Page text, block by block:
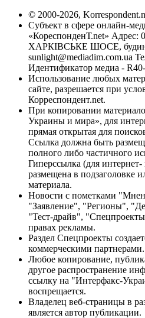
© 2000-2026,
Субъект в сфере онлайн-
«КореспонденТ.net» Адрес:
ХАРКІВСЬКЕ ШОСЕ,
sunlight@mediadim.com.ua
Идентификатор медиа -
Использование любых
сайте, разрешается при
Корреспондент.net.
При копировании
Украины и мира», для
прямая открытая для
Ссылка должна быть
полного либо частичного
Гиперссылка (для
размещена в подзаголовке
материала.
Новости с пометками
"Заявление", "Регионы",
"Тест-драйв",
правах рекламы.
Раздел Спецпроекты
коммерческими партнерами.
Любое копирование,
другое распространение
ссылку на "Интерфакс-
воспрещается.
Владелец веб-страницы в
является автор публикации.